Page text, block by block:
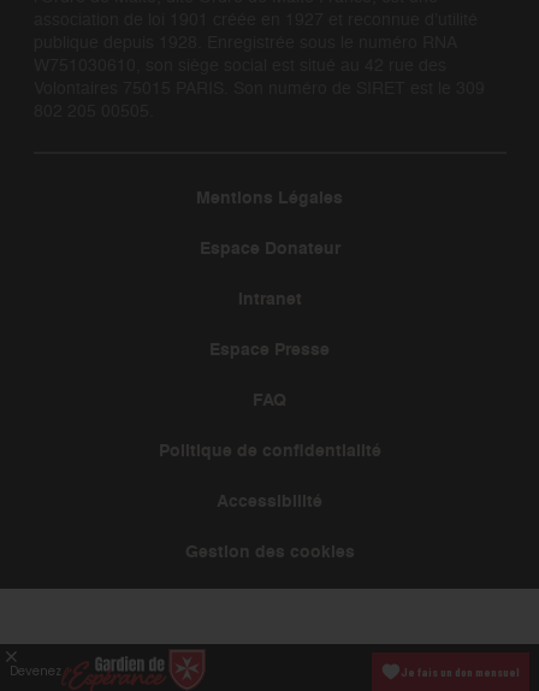
Mentions Légales
Espace Donateur
Intranet
Espace Presse
FAQ
Politique de confidentialité
Accessibilité
Gestion des cookies
Devenez Je fais un don mensuel